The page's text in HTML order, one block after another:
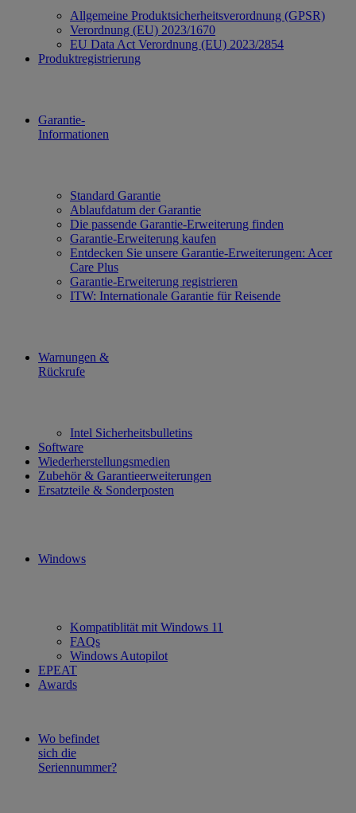
Allgemeine Produktsicherheitsverordnung (GPSR)
Verordnung (EU) 2023/1670
EU Data Act Verordnung (EU) 2023/2854
Produktregistrierung
Garantie-
Informationen
Standard Garantie
Ablaufdatum der Garantie
Die passende Garantie-Erweiterung finden
Garantie-Erweiterung kaufen
Entdecken Sie unsere Garantie-Erweiterungen: Acer
Care Plus
Garantie-Erweiterung registrieren
ITW: Internationale Garantie für Reisende
Warnungen &
Rückrufe
Intel Sicherheitsbulletins
Software
Wiederherstellungsmedien
Zubehör & Garantieerweiterungen
Ersatzteile & Sonderposten
Windows
Kompatiblität mit Windows 11
FAQs
Windows Autopilot
EPEAT
Awards
Wo befindet
sich die
Seriennummer?